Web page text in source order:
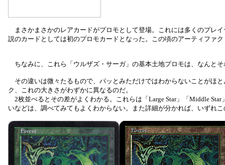
まさかまさかのレアカードがプロモとして登場。これには多くのプレ
説のカードとしては初のプロモカードとなった。この頃のアーティファ
ちなみに、これら「ウルザズ・サーガ」の基本土地プロモは、なんと
その違いは微々たるもので、パッとみただけではわからないことがほ
ク、これの大きさがわずかに異なるのだ。
2枚並べるとその差がよくわかる。これらは「Large Star」「Middle
いなどは、調べてみてもよくわからない。また詳細が分かれば、いずれ